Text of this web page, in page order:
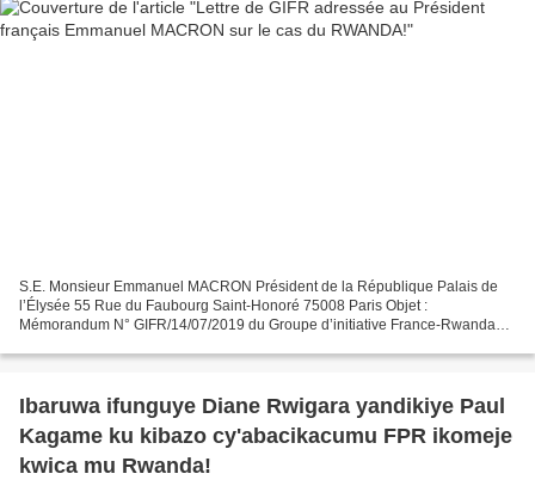
S.E. Monsieur Emmanuel MACRON Président de la République Palais de
l’Élysée 55 Rue du Faubourg Saint-Honoré 75008 Paris Objet :
Mémorandum N° GIFR/14/07/2019 du Groupe d’initiative France-Rwanda
Ibaruwa ifunguye Diane Rwigara yandikiye Paul
Kagame ku kibazo cy'abacikacumu FPR ikomeje
kwica mu Rwanda!